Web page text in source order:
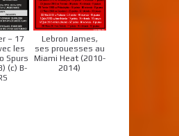
– 17
les
Spurs
(c) B-
Lebron James,
ses prouesses au
Miami Heat (2010-
2014)